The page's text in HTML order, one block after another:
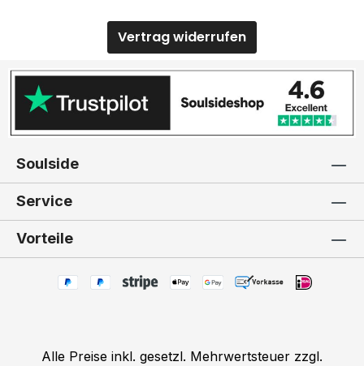
Vertrag widerrufen
Soulside
Service
Vorteile
Alle Preise inkl. gesetzl. Mehrwertsteuer zzgl.